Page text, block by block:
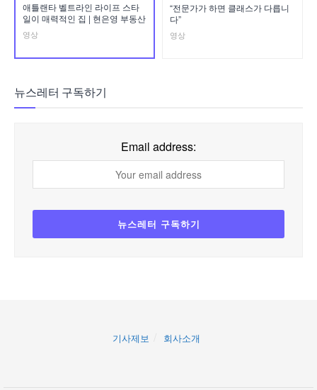
애틀랜타 벨트라인 라이프 스타
일이 매력적인 집 | 현은영 부동산
영상
“전문가가 하면 클래스가 다릅니
다”
영상
뉴스레터 구독하기
Email address:
기사제보 회사소개